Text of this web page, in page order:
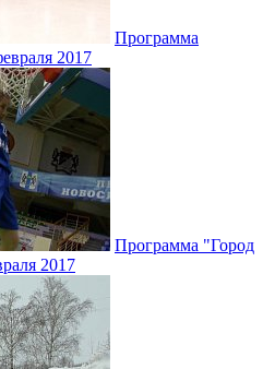
Программа
2017
Программа "Город
2017